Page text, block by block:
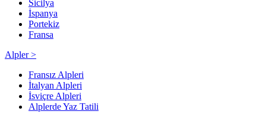
Sicilya
İspanya
Portekiz
Fransa
Alpler >
Fransız Alpleri
İtalyan Alpleri
İsviçre Alpleri
Alplerde Yaz Tatili